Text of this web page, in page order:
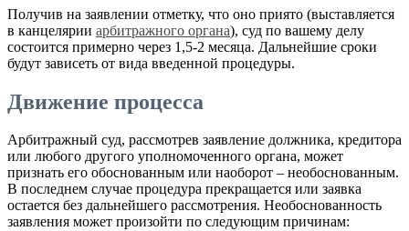
Получив на заявлении отметку, что оно приято (выставляется
в канцелярии арбитражного органа), суд по вашему делу
состоится примерно через 1,5-2 месяца. Дальнейшие сроки
будут зависеть от вида введенной процедуры.
Движение процесса
Арбитражный суд, рассмотрев заявление должника, кредитора
или любого другого уполномоченного органа, может
признать его обоснованным или наоборот – необоснованным.
В последнем случае процедура прекращается или заявка
остается без дальнейшего рассмотрения. Необоснованность
заявления может произойти по следующим причинам: